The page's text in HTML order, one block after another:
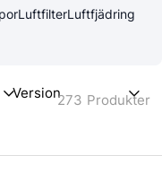
LuftfilterLuftfjädring
273 Produkter